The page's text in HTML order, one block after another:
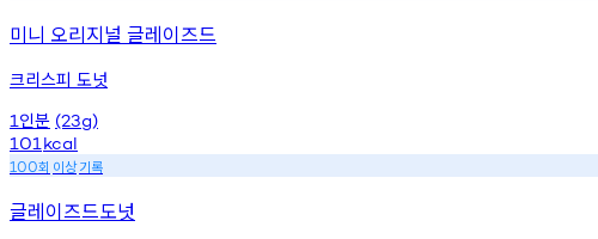
미니 오리지널 글레이즈드
크리스피 도넛
1 인분 (23g)
101 kcal
100회 이상기록
글레이즈드도넛